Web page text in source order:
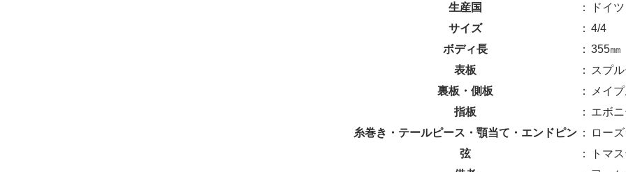
生産国 ：
ドイ
サイズ
： 4/4
ボディ長
： 355㎜
表板
：
スプ
裏板・側板
：
メイ
指板
： エボ
糸巻き・テールピース・顎当て・エンドピン ：
ロー
弦
：
トマ